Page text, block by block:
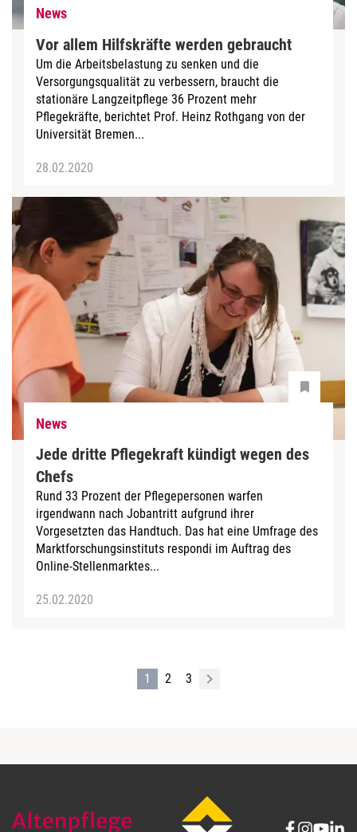
News
Vor allem Hilfskräfte werden gebraucht
Um die Arbeitsbelastung zu senken und die
Versorgungsqualität zu verbessern, braucht die
stationäre Langzeitpflege 36 Prozent mehr
Pflegekräfte, berichtet Prof. Heinz Rothgang von der
Universität Bremen...
28.02.2020
News
Jede dritte Pflegekraft kündigt wegen des
Chefs
Rund 33 Prozent der Pflegepersonen warfen
irgendwann nach Jobantritt aufgrund ihrer
Vorgesetzten das Handtuch. Das hat eine Umfrage des
Marktforschungsinstituts respondi im Auftrag des
Online-Stellenmarktes...
25.02.2020
1 2 3